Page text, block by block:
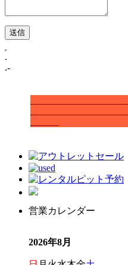
.
.-
営業カレンダー
2026年8月